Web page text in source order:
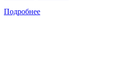
Подробнее